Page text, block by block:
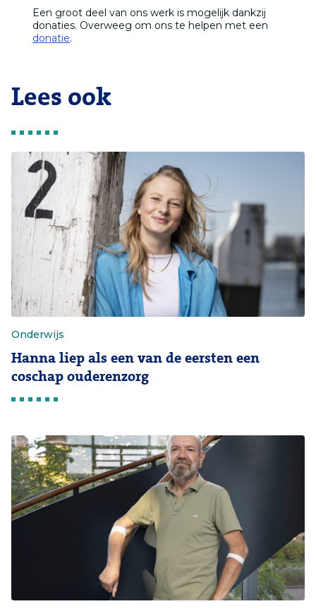
Een groot deel van ons werk is mogelijk dankzij
donaties. Overweeg om ons te helpen met een
donatie.
Lees ook
Onderwijs
Hanna liep als een van de eersten een
coschap ouderenzorg